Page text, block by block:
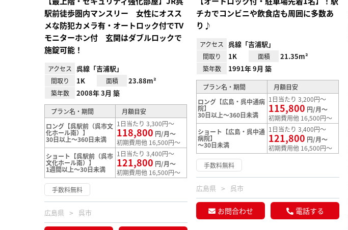
駅前徒歩圏内マンスリー 女性にオスス
メな防犯カメラ有・オートロック付でTV
モニターホン付 玄関はダブルロックで
施錠可能！
アクセス 呉線「吉浦駅」
間取り 1K 面積 23.88m²
築年数 2008年 3月 築
プラン名・期間
月額目安
ロング【呉駅前（呉市文
化ホール南）】
30日以上～360日未満
1日当たり 3,300円～
118,800 円/月～
初期費用他 16,500円～
ショート【呉駅前（呉市
文化ホール南）】
1週間以上～30日未満
1日当たり 3,400円～
121,800 円/月～
初期費用他 16,500円～
手数料無料
広島県 呉市
チカでコンビニや飲食店も周囲に多数あ
り♪
アクセス 呉線「吉浦駅」
間取り 1K 面積 21.35m²
築年数 1991年 9月 築
プラン名・期間
月額目安
ロング【広島・呉中通病
院】
30日以上～360日未満
1日当たり 3,200円～
115,800 円/月～
初期費用他 16,500円～
ショート【広島・呉中通
病院】
～30日未満
1日当たり 3,400円～
121,800 円/月～
初期費用他 16,500円～
手数料無料
広島県 呉市
お問合わせ 電話する